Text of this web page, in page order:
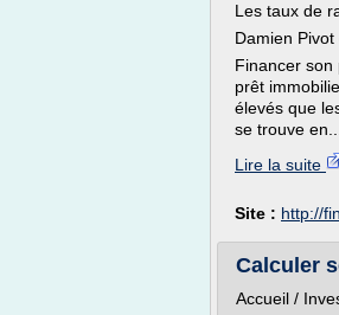
Les taux de
Damien
Financer son
prêt
élevés que
se trouve en...
Lire la suite
Site : http://
Calculer
Accueil /